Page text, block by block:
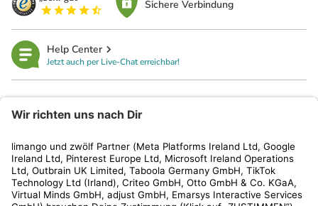
Sichere Verbindung
Help Center
Jetzt auch per Live-Chat erreichbar!
Kundenservice
Shop